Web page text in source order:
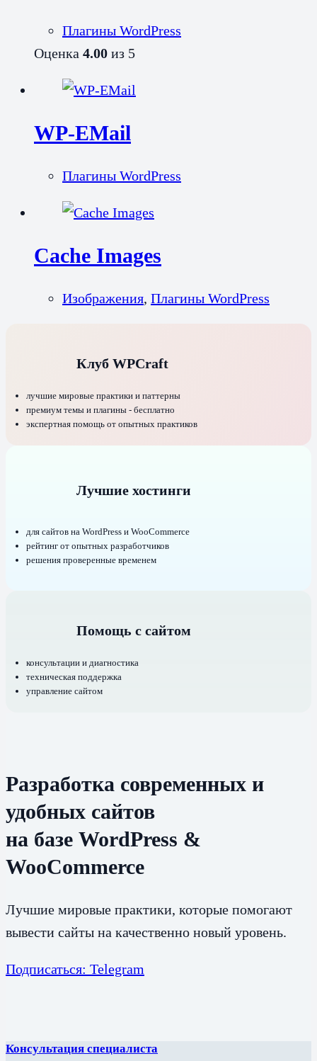
Плагины WordPress
Оценка 4.00 из 5
WP-EMail
Плагины WordPress
Cache Images
Изображения, Плагины WordPress
Клуб WPCraft
лучшие мировые практики и паттерны
премиум темы и плагины - бесплатно
экспертная помощь от опытных практиков
Лучшие хостинги
для сайтов на WordPress и WooCommerce
рейтинг от опытных разработчиков
решения проверенные временем
Помощь с сайтом
консультации и диагностика
техническая поддержка
управление сайтом
Разработка современных и
удобных сайтов
на базе WordPress &
WooCommerce
Лучшие мировые практики, которые помогают
вывести сайты на качественно новый уровень.
Подписаться: Telegram
Консультация специалиста